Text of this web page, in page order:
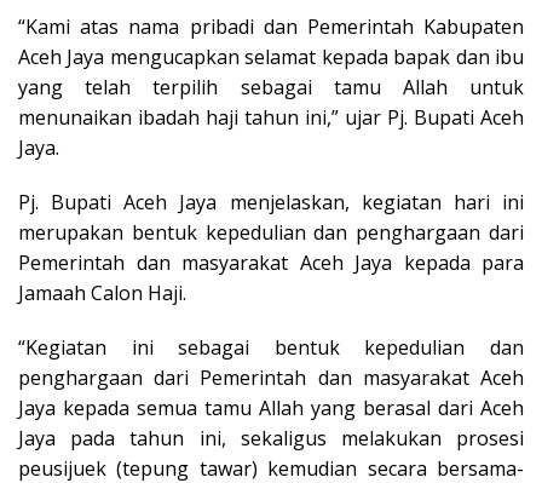
“Kami atas nama pribadi dan Pemerintah Kabupaten
Aceh Jaya mengucapkan selamat kepada bapak dan ibu
yang telah terpilih sebagai tamu Allah untuk
menunaikan ibadah haji tahun ini,” ujar Pj. Bupati Aceh
Jaya.
Pj. Bupati Aceh Jaya menjelaskan, kegiatan hari ini
merupakan bentuk kepedulian dan penghargaan dari
Pemerintah dan masyarakat Aceh Jaya kepada para
Jamaah Calon Haji.
“Kegiatan ini sebagai bentuk kepedulian dan
penghargaan dari Pemerintah dan masyarakat Aceh
Jaya kepada semua tamu Allah yang berasal dari Aceh
Jaya pada tahun ini, sekaligus melakukan prosesi
peusijuek (tepung tawar) kemudian secara bersama-